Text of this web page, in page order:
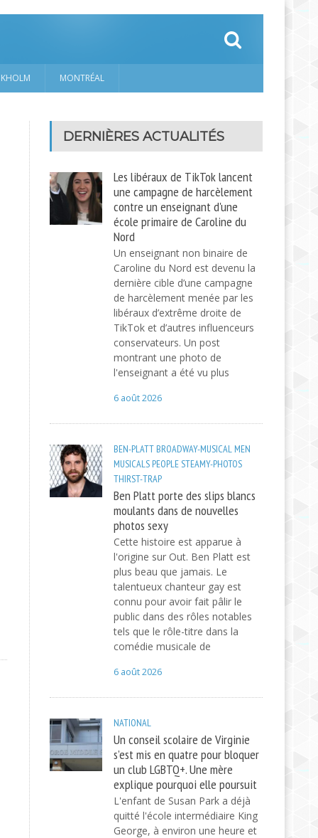
MONTRÉAL
DERNIÈRES ACTUALITÉS
Les libéraux de TikTok lancent
une campagne de harcèlement
contre un enseignant d'une
école primaire de Caroline du
Nord
Un enseignant non binaire de
Caroline du Nord est devenu la
dernière cible d’une campagne
de harcèlement menée par les
libéraux d’extrême droite de
TikTok et d’autres influenceurs
conservateurs. Un post
montrant une photo de
l'enseignant a été vu plus
6 août 2026
BEN-PLATT BROADWAY-MUSICAL MEN
MUSICALS PEOPLESTEAMY-PHOTOS
THIRST-TRAP
Ben Platt porte des slips blancs
moulants dans de nouvelles
photos sexy
Cette histoire est apparue à
l'origine sur Out. Ben Platt est
plus beau que jamais. Le
talentueux chanteur gay est
connu pour avoir fait pâlir le
public dans des rôles notables
tels que le rôle-titre dans la
comédie musicale de
6 août 2026
NATIONAL
Un conseil scolaire de Virginie
s’est mis en quatre pour bloquer
un club LGBTQ+. Une mère
explique pourquoi elle poursuit
L'enfant de Susan Park a déjà
quitté l'école intermédiaire King
George, à environ une heure et